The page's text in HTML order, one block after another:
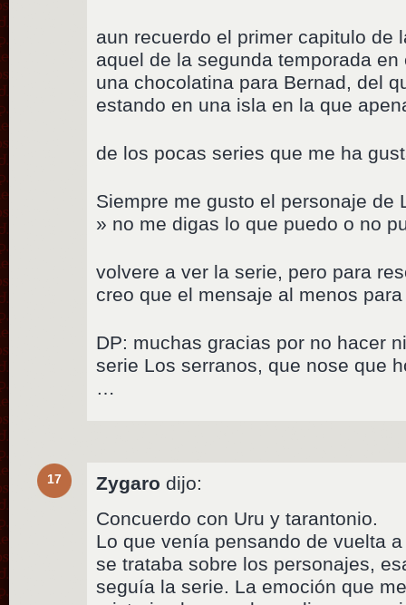
aun recuerdo el primer capitulo
aquel de la segunda temporada
una chocolatina para Bernad, del
estando en una isla en la que
de los pocas series que me ha
Siempre me gusto el personaje de
» no me digas lo que puedo o no
volvere a ver la serie, pero para
creo que el mensaje al menos
DP: muchas gracias por no hacer
serie Los serranos, que nose que
…
17 Zygaro dijo:
Concuerdo con Uru y tarantonio.
Lo que venía pensando de vuelta
se trataba sobre los personajes,
seguía la serie. La emoción que